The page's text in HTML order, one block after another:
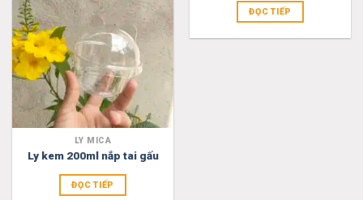
LY MICA
Ly kem 200ml nắp tai gấu
ĐỌC TIẾP
ĐỌC TIẾP